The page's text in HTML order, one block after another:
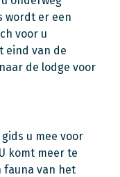
wordt er een
voor u
eind van de
de lodge voor
u mee voor
komt meer te
fauna van het